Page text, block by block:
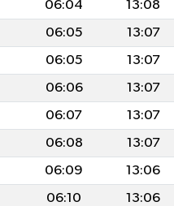
06:04 13:08
06:05 13:07
06:05 13:07
06:06 13:07
06:07 13:07
06:08 13:07
06:09 13:06
06:10 13:06